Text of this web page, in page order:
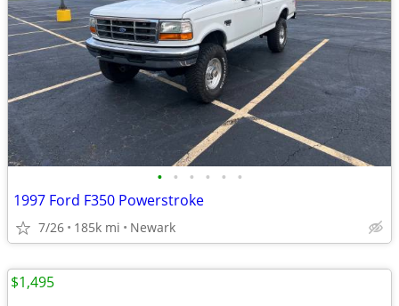
• • • • • •
1997 Ford F350 Powerstroke
7/26 185k mi Newark
$1,495